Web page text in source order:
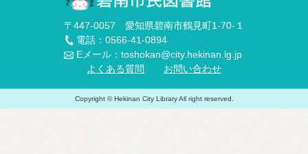
〒447-0057 愛知県碧南市鶴見町1-70-１
電話：0566-41-0894
Eメール：toshokan@city.hekinan.lg.jp
よくある質問
お問い合わせ
Copyright © Hekinan City Library All right reserved.